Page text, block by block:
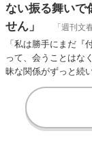
ない振る舞いで
せん」
「週刊文
「私は勝手にまだ『
って、会うことはな
昧な関係がずっと続
結婚を報告…